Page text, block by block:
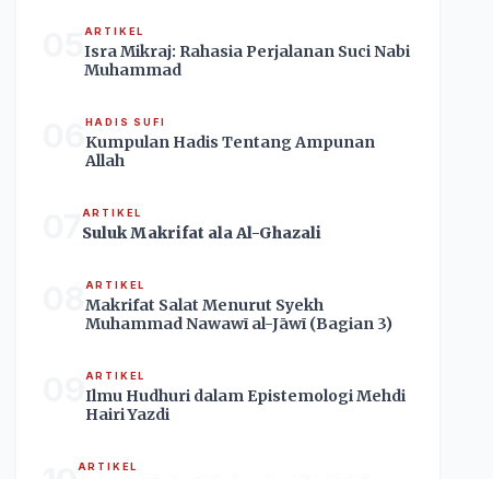
ARTIKEL
Isra Mikraj: Rahasia Perjalanan Suci Nabi
Muhammad
HADIS SUFI
Kumpulan Hadis Tentang Ampunan
Allah
ARTIKEL
Suluk Makrifat ala Al-Ghazali
ARTIKEL
Makrifat Salat Menurut Syekh
Muhammad Nawawī al-Jāwī (Bagian 3)
ARTIKEL
Ilmu Hudhuri dalam Epistemologi Mehdi
Hairi Yazdi
ARTIKEL